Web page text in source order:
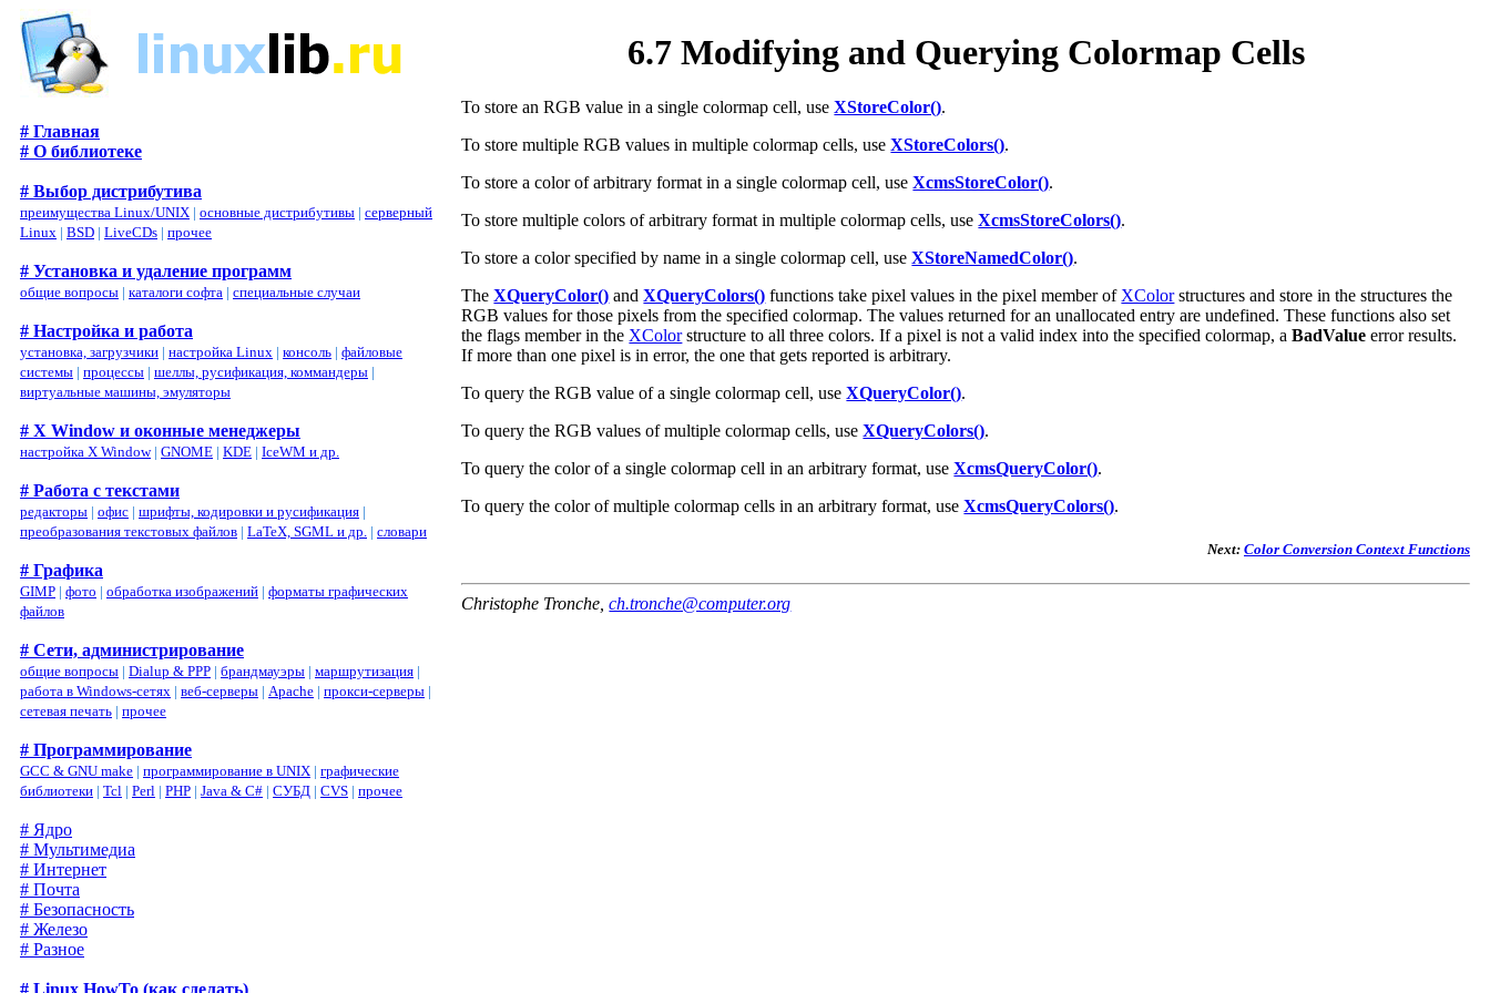
# Главная
# О библиотеке
# Выбор дистрибутива
преимущества Linux/UNIX | основные дистрибутивы | серверный
Linux | BSD | LiveCDs | прочее
# Установка и удаление программ
общие вопросы | каталоги софта | специальные случаи
# Настройка и работа
установка, загрузчики | настройка Linux | консоль | файловые
системы | процессы | шеллы, русификация, коммандеры |
виртуальные машины, эмуляторы
# X Window и оконные менеджеры
настройка X Window| GNOME | KDE | IceWM и др.
# Работа с текстами
редакторы | офис | шрифты, кодировки и русификация |
преобразования текстовых файлов | LaTeX, SGML и др. | словари
# Графика
GIMP | фото | обработка изображений | форматы графических
файлов
# Сети, администрирование
общие вопросы | Dialup & PPP | брандмауэры | маршрутизация |
работа в Windows-сетях | веб-серверы | Apache | прокси-серверы |
сетевая печать | прочее
# Программирование
GCC & GNU make | программирование в UNIX | графические
библиотеки | Tcl | Perl | PHP | Java & C# | СУБД | CVS | прочее
# Ядро
# Мультимедиа
# Интернет
# Почта
# Безопасность
# Железо
# Разное
# Linux HowTo (как сделать)
6.7 Modifying and Querying Colormap Cells
To store an RGB value in a single colormap cell, useXStoreColor().
To store multiple RGB values in multiple colormap cells, useXStoreColors().
To store a color of arbitrary format in a single colormap cell, useXcmsStoreColor().
To store multiple colors of arbitrary format in multiple colormap cells, useXcmsStoreColors().
To store a color specified by name in a single colormap cell, useXStoreNamedColor().
TheXQueryColor() andXQueryColors() functions take pixel values in the pixel member of XColorstructures and store in the structures the
RGB values for those pixels from the specified colormap. The values returned for an unallocated entry are undefined. These functions also set
the flags member in the XColorstructure to all three colors. If a pixel is not a valid index into the specified colormap, aBadValue error results.
If more than one pixel is in error, the one that gets reported is arbitrary.
To query the RGB value of a single colormap cell, useXQueryColor().
To query the RGB values of multiple colormap cells, useXQueryColors().
To query the color of a single colormap cell in an arbitrary format, useXcmsQueryColor().
To query the color of multiple colormap cells in an arbitrary format, useXcmsQueryColors().
Next: Color Conversion Context Functions
Christophe Tronche ,ch.tronche@computer.org